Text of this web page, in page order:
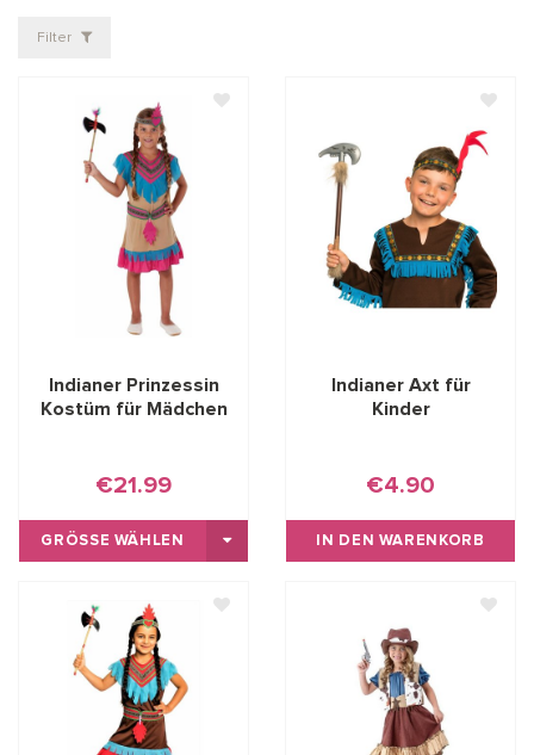
Filter
Indianer Prinzessin
Kostüm für Mädchen
€21.99
GRÖSSE WÄHLEN
Indianer Axt für
Kinder
€4.90
IN DEN WARENKORB